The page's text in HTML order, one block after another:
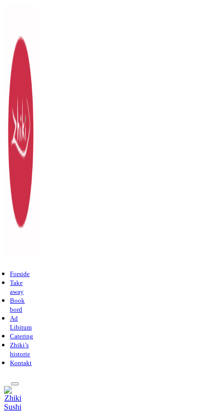
Forside
Take
away
Book
bord
Ad
Libitum
Catering
Zhiki’s
historie
Kontakt